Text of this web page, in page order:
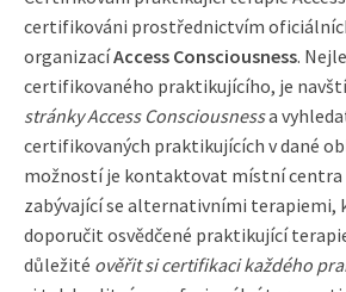
certifikováni prostřednictvím
organizacíAccess Consciousness.
certifikovaného praktikujícího, je
stránky Access Consciousnessa
certifikovaných praktikujících v dané
možností je kontaktovat místní
zabývající se alternativními terapiemi,
doporučit osvědčené praktikující
důležité ověřit si certifikaci každého